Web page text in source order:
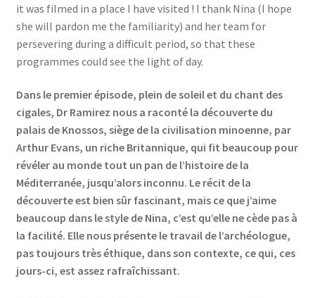
it was filmed in a place I have visited ! I thank Nina (I hope
she will pardon me the familiarity) and her team for
persevering during a difficult period, so that these
programmes could see the light of day.
Dans le premier épisode, plein de soleil et du chant des
cigales, Dr Ramirez nous a raconté la découverte du
palais de Knossos, siège de la civilisation minoenne, par
Arthur Evans, un riche Britannique, qui fit beaucoup pour
révéler au monde tout un pan de l’histoire de la
Méditerranée, jusqu’alors inconnu. Le récit de la
découverte est bien sûr fascinant, mais ce que j’aime
beaucoup dans le style de Nina, c’est qu’elle ne cède pas à
la facilité. Elle nous présente le travail de l’archéologue,
pas toujours très éthique, dans son contexte, ce qui, ces
jours-ci, est assez rafraîchissant.